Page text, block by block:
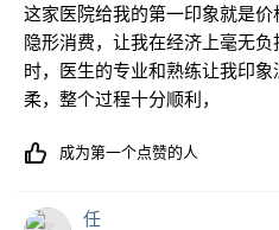
这家医院给我的第一印象就是
隐形消费，让我在经济上毫无
时，医生的专业和熟练让我印
柔，整个过程十分顺利，
成为第一个点赞的人
任